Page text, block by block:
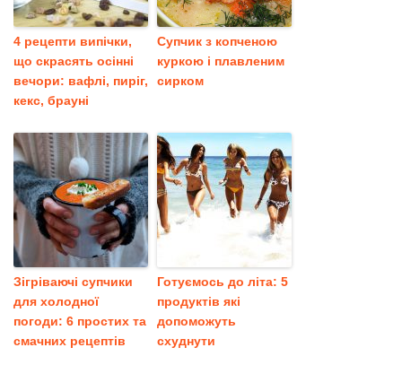
4 рецепти випічки,
що скрасять осінні
вечори: вафлі, пиріг,
кекс, брауні
Супчик з копченою
куркою і плавленим
сирком
Зігріваючі супчики
для холодної
погоди: 6 простих та
смачних рецептів
Готуємось до літа: 5
продуктів які
допоможуть
схуднути